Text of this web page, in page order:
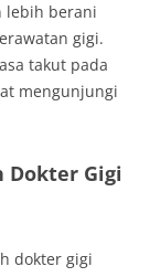
lebih berani
gigi.
takut pada
mengunjungi
Dokter Gigi
dokter gigi